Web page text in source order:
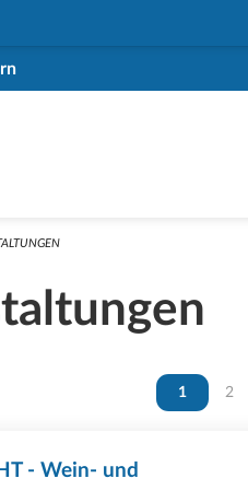
Vous êtes
1 2
- Wein- und